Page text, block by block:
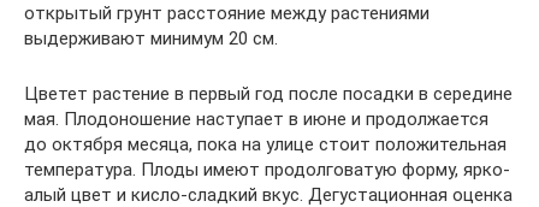
открытый грунт расстояние между растениями
выдерживают минимум 20 см.
Цветет растение в первый год после посадки в середине
мая. Плодоношение наступает в июне и продолжается
до октября месяца, пока на улице стоит положительная
температура. Плоды имеют продолговатую форму, ярко-
алый цвет и кисло-сладкий вкус. Дегустационная оценка